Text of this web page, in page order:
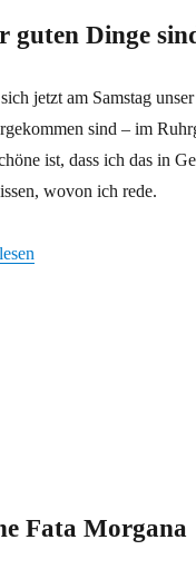
guten Dinge
jetzt am Samstag
sind – im
ist, dass ich das in
wovon ich rede.
Dinge sind drei“
Fata Morgana